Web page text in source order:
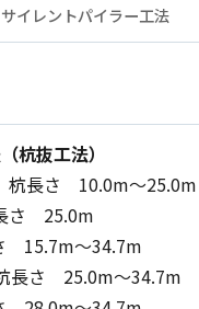
サイレントパイラー工法
杭抜工法）
長さ 10.0m～25.0m
さ 25.0m
～34.7m
長さ 25.0m～34.7m